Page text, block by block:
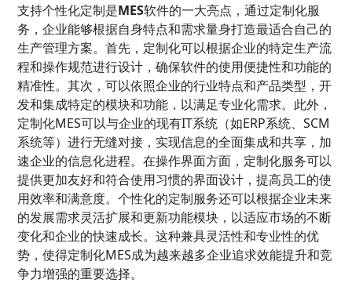
支持个性化定制是MES软件的一大亮点，通过定制化服
务，企业能够根据自身特点和需求量身打造最适合自己的
生产管理方案。首先，定制化可以根据企业的特定生产流
程和操作规范进行设计，确保软件的使用便捷性和功能的
精准性。其次，可以依照企业的行业特点和产品类型，开
发和集成特定的模块和功能，以满足专业化需求。此外，
定制化MES可以与企业的现有IT系统（如ERP系统、SCM
系统等）进行无缝对接，实现信息的全面集成和共享，加
速企业的信息化进程。在操作界面方面，定制化服务可以
提供更加友好和符合使用习惯的界面设计，提高员工的使
用效率和满意度。个性化的定制服务还可以根据企业未来
的发展需求灵活扩展和更新功能模块，以适应市场的不断
变化和企业的快速成长。这种兼具灵活性和专业性的优
势，使得定制化MES成为越来越多企业追求效能提升和竞
争力增强的重要选择。